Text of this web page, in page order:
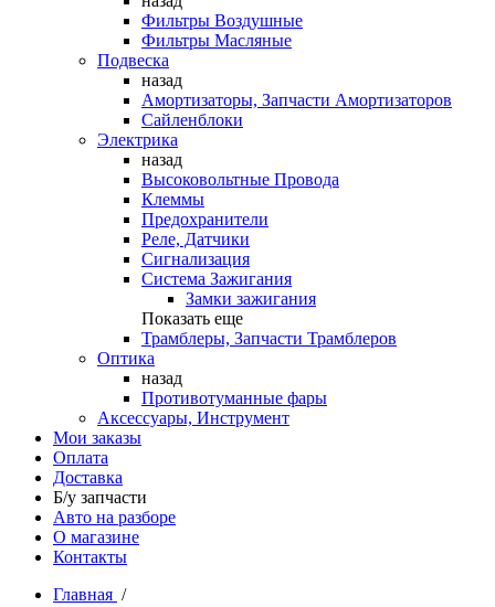
Фильтры Воздушные
Фильтры Масляные
Подвеска
назад
Амортизаторы, Запчасти Амортизаторов
Сайленблоки
Электрика
назад
Высоковольтные Провода
Клеммы
Предохранители
Реле, Датчики
Сигнализация
Система Зажигания
Замки зажигания
Показать еще
Трамблеры, Запчасти Трамблеров
Оптика
назад
Противотуманные фары
Аксессуары, Инструмент
Мои заказы
Оплата
Доставка
Б/у запчасти
Авто на разборе
О магазине
Контакты
Главная /